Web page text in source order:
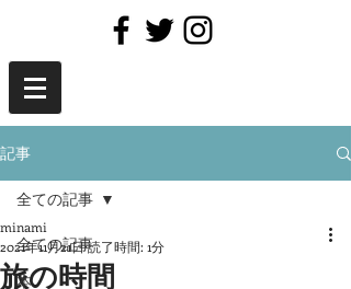
記事
全ての記事
本
全ての記事
旅の時間
minami
2021年11月21日読了時間: 1分